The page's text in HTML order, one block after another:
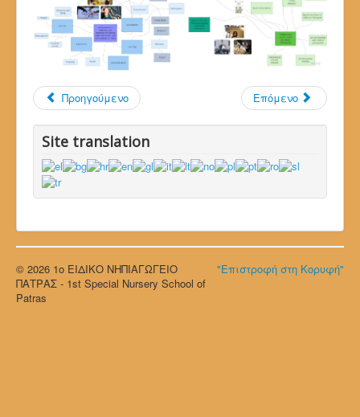
Προηγούμενο Επόμενο
Site translation
"Επιστροφή στη Κορυφή"
© 2026 1ο ΕΙΔΙΚΟ ΝΗΠΙΑΓΩΓΕΙΟ
ΠΑΤΡΑΣ - 1st Special Nursery School of
Patras